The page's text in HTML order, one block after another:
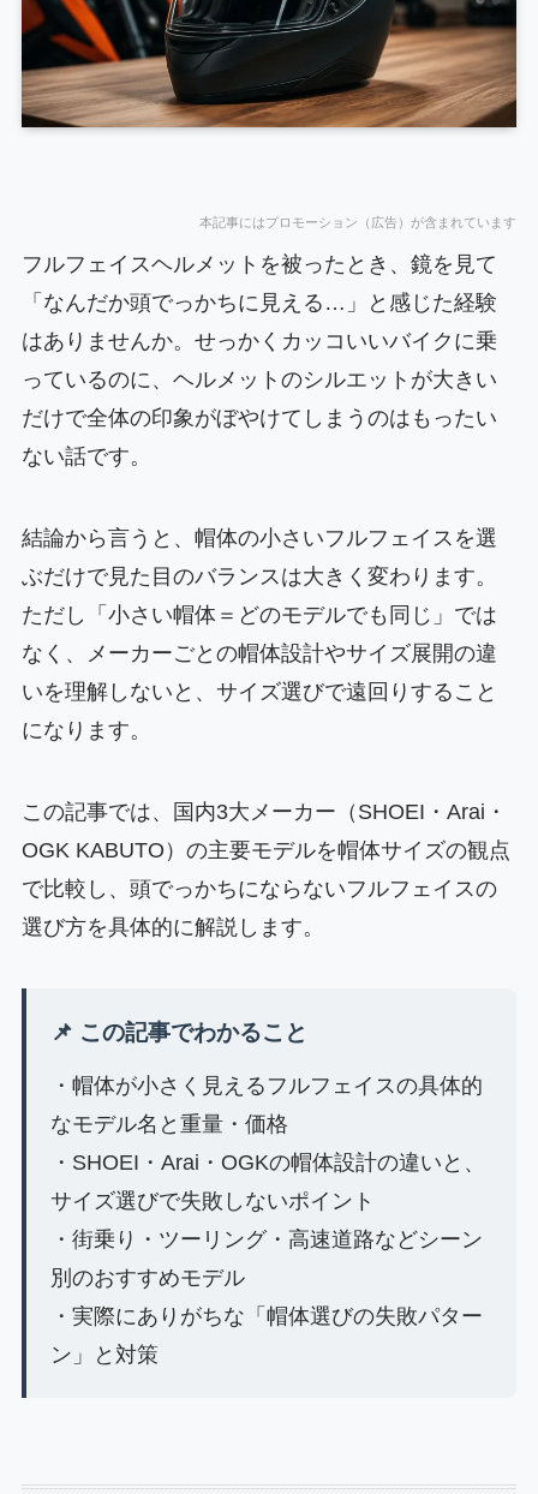
本記事にはプロモーション（広告）が含まれています
フルフェイスヘルメットを被ったとき、鏡を見て
「なんだか頭でっかちに見える…」と感じた経験
はありませんか。せっかくカッコいいバイクに乗
っているのに、ヘルメットのシルエットが大きい
だけで全体の印象がぼやけてしまうのはもったい
ない話です。
結論から言うと、帽体の小さいフルフェイスを選
ぶだけで見た目のバランスは大きく変わります。
ただし「小さい帽体＝どのモデルでも同じ」では
なく、メーカーごとの帽体設計やサイズ展開の違
いを理解しないと、サイズ選びで遠回りすること
になります。
この記事では、国内3大メーカー（SHOEI・Arai・
OGK KABUTO）の主要モデルを帽体サイズの観点
で比較し、頭でっかちにならないフルフェイスの
選び方を具体的に解説します。
📌 この記事でわかること
・帽体が小さく見えるフルフェイスの具体的
なモデル名と重量・価格
・SHOEI・Arai・OGKの帽体設計の違いと、
サイズ選びで失敗しないポイント
・街乗り・ツーリング・高速道路などシーン
別のおすすめモデル
・実際にありがちな「帽体選びの失敗パター
ン」と対策